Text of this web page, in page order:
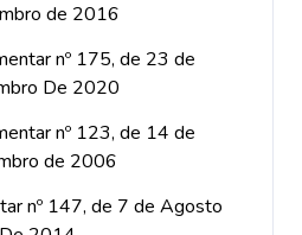
de 2016
nº 175, de 23 de
De 2020
nº 123, de 14 de
de 2006
nº 147, de 7 de Agosto